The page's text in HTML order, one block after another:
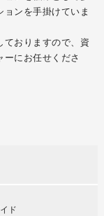
ド
ョンを手掛けていま
ておりますので、資
にお任せくださ